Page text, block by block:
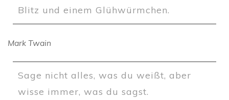
Blitz und einem Glühwürmchen.
Mark Twain
Sage nicht alles, was du weißt, aber
wisse immer, was du sagst.